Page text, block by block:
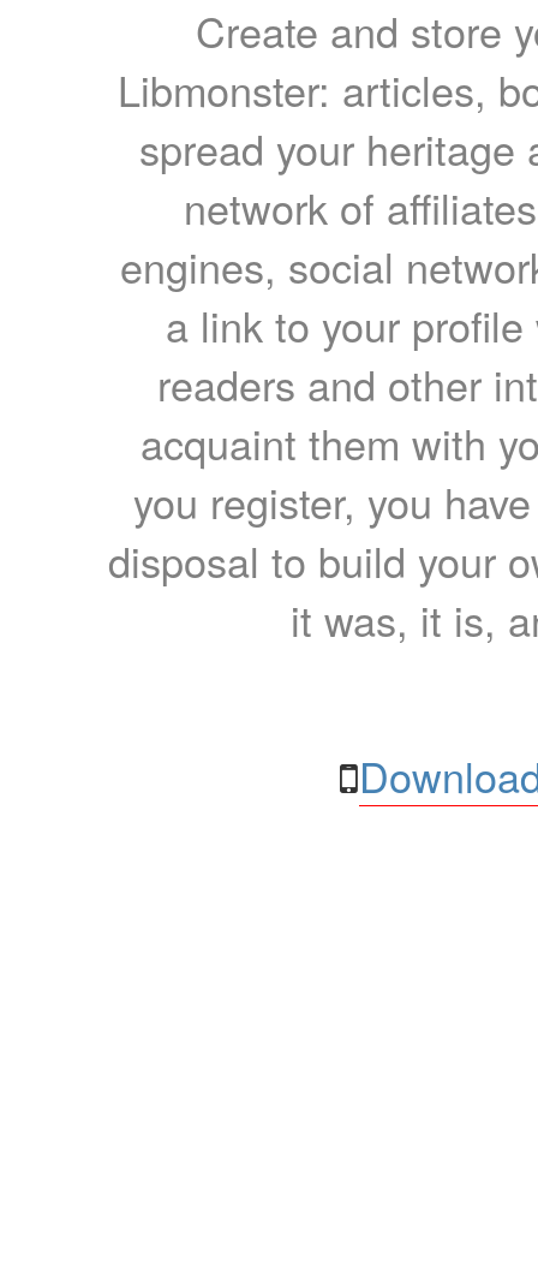
Create and store
Libmonster: articles,
spread your heritage
network of
engines, social
a link to your
readers and other
acquaint them with
you register, you
disposal to build your
it was, it is,